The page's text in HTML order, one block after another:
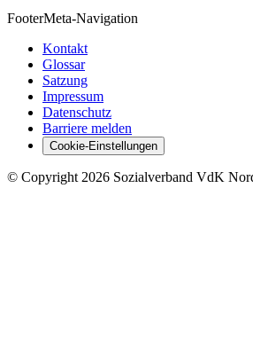
FooterMeta-Navigation
Kontakt
Glossar
Satzung
Impressum
Datenschutz
Barriere melden
Cookie-Einstellungen
© Copyright 2026 Sozialverband VdK